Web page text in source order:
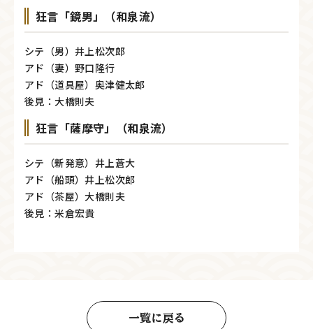
狂言「鏡男」（和泉流）
シテ（男）井上松次郎
アド（妻）野口隆行
アド（道具屋）奥津健太郎
後見：大橋則夫
狂言「薩摩守」（和泉流）
シテ（新発意）井上蒼大
アド（船頭）井上松次郎
アド（茶屋）大橋則夫
後見：米倉宏貴
一覧に戻る